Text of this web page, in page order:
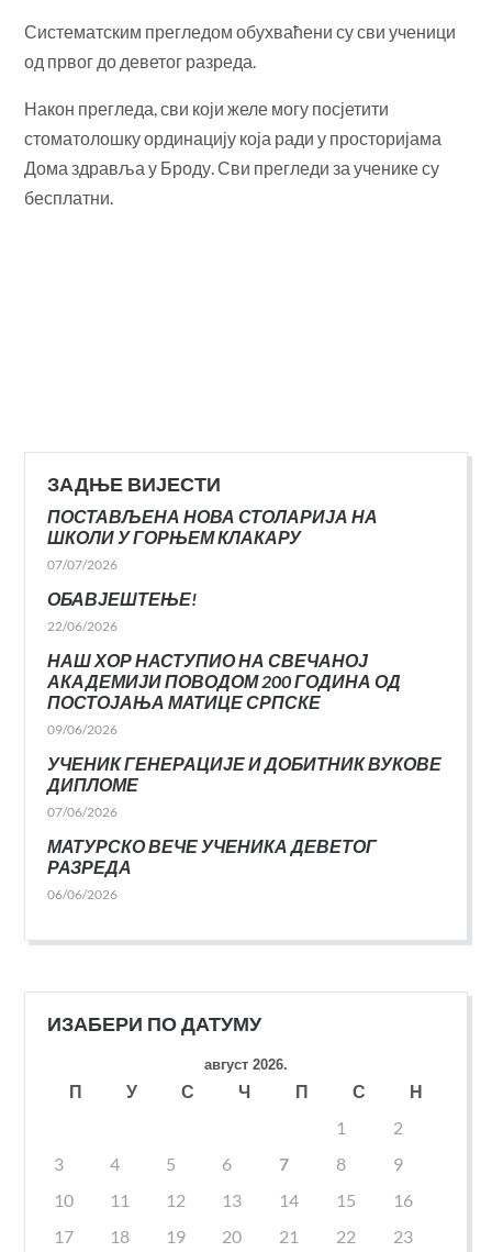
Систематским прегледом обухваћени су сви ученици
од првог до деветог разреда.
Након прегледа, сви који желе могу посјетити
стоматолошку ординацију која ради у просторијама
Дома здравља у Броду. Сви прегледи за ученике су
бесплатни.
ЗАДЊЕ ВИЈЕСТИ
ПОСТАВЉЕНА НОВА СТОЛАРИЈА НА
ШКОЛИ У ГОРЊЕМ КЛАКАРУ
07/07/2026
ОБАВЈЕШТЕЊЕ!
22/06/2026
НАШ ХОР НАСТУПИО НА СВЕЧАНОЈ
АКАДЕМИЈИ ПОВОДОМ 200 ГОДИНА ОД
ПОСТОЈАЊА МАТИЦЕ СРПСКЕ
09/06/2026
УЧЕНИК ГЕНЕРАЦИЈЕ И ДОБИТНИК ВУКОВЕ
ДИПЛОМЕ
07/06/2026
МАТУРСКО ВЕЧЕ УЧЕНИКА ДЕВЕТОГ
РАЗРЕДА
06/06/2026
ИЗАБЕРИ ПО ДАТУМУ
август 2026.
П У С Ч П С
Н
1
2
3
4 5 6 7 8
9
10
11 12 13 14 15
16
17
18 19 20 21 22
23